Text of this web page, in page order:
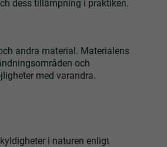
dess tillämpning i praktiken.
andra material. Materialens
och
med varandra.
i naturen enligt